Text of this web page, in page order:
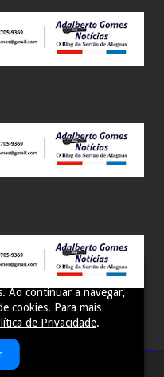
sua experiência e
Ao continuar a navegar,
cookies. Para mais
de Privacidade.